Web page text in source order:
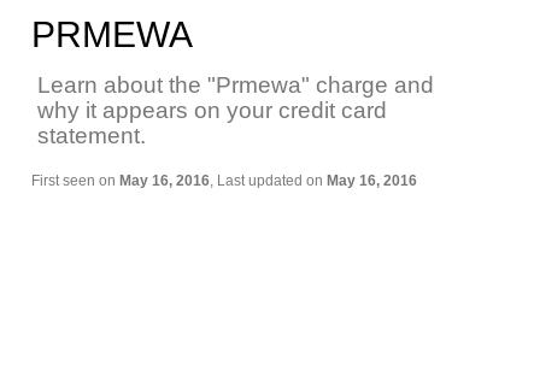
PRMEWA
Learn about the "Prmewa" charge and
why it appears on your credit card
statement.
First seen on May 16, 2016, Last updated on May 16, 2016